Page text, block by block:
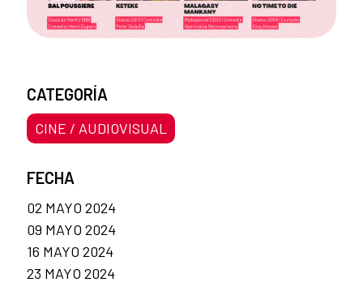
CATEGORÍA
CINE / AUDIOVISUAL
FECHA
02 MAYO 2024
09 MAYO 2024
16 MAYO 2024
23 MAYO 2024